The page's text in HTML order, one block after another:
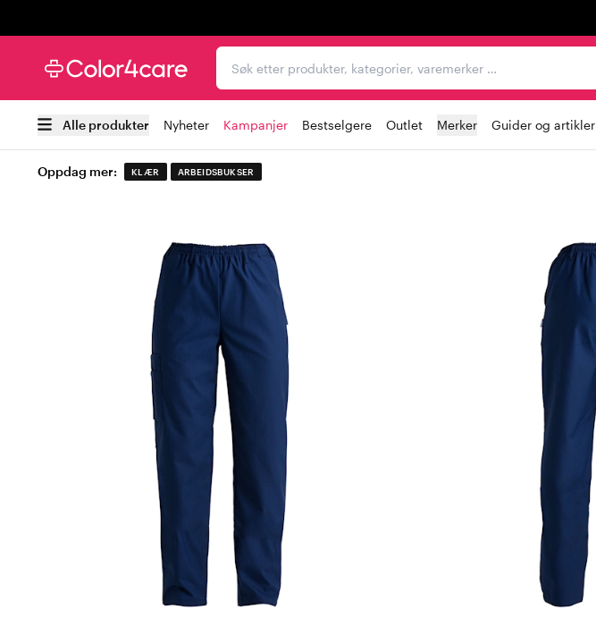
Søk etter produkter, kategorier, varemerker …
Alle produkter Nyheter Kampanjer Bestselgere Outlet Merker Guider og artikler
Oppdag mer: KLÆR ARBEIDSBUKSER